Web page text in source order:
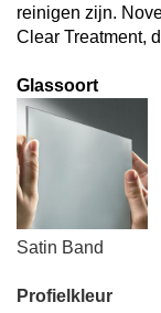
reinigen zijn.
Clear Treatment,
Glassoort
Satin Band
Profielkleur